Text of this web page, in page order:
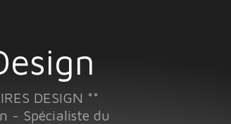
DESIGN **
- Spécialiste du